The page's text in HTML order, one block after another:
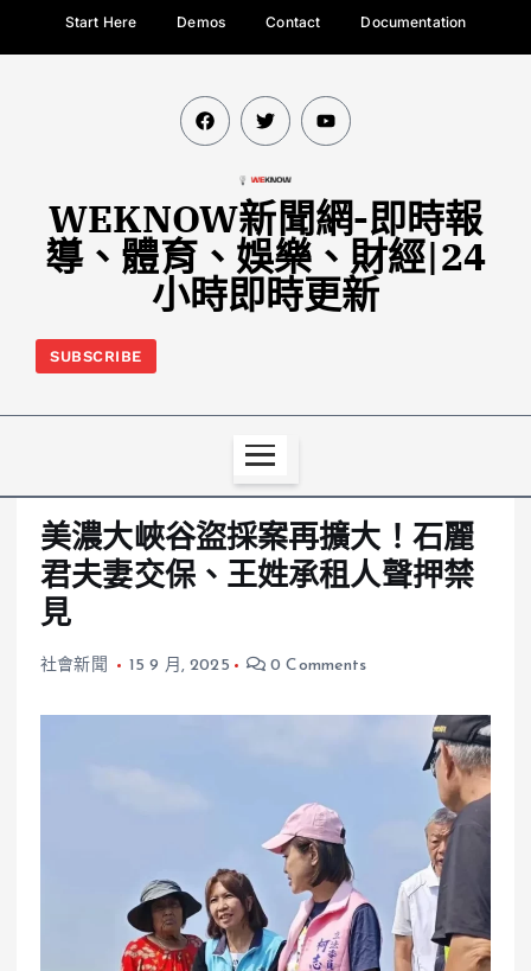
Start Here Demos Contact Documentation
WEKNOW新聞網-即時報
導、體育、娛樂、財經|24
小時即時更新
SUBSCRIBE
美濃大峽谷盜採案再擴大！石麗
君夫妻交保、王姓承租人聲押禁
見
社會新聞 15 9 月, 2025 0 Comments